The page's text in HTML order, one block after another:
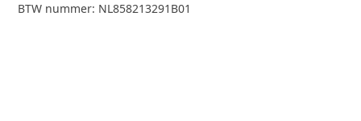
BTW nummer: NL858213291B01